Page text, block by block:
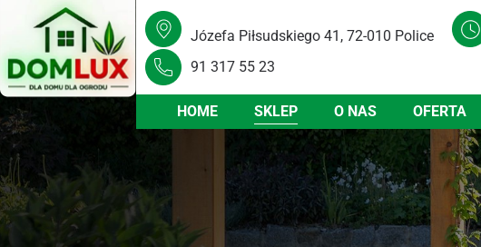
Józefa Piłsudskiego 41, 72-010 Police
91 317 55 23
HOME SKLEP O NAS OFERTA